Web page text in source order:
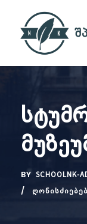
BY SCHOOLNK-